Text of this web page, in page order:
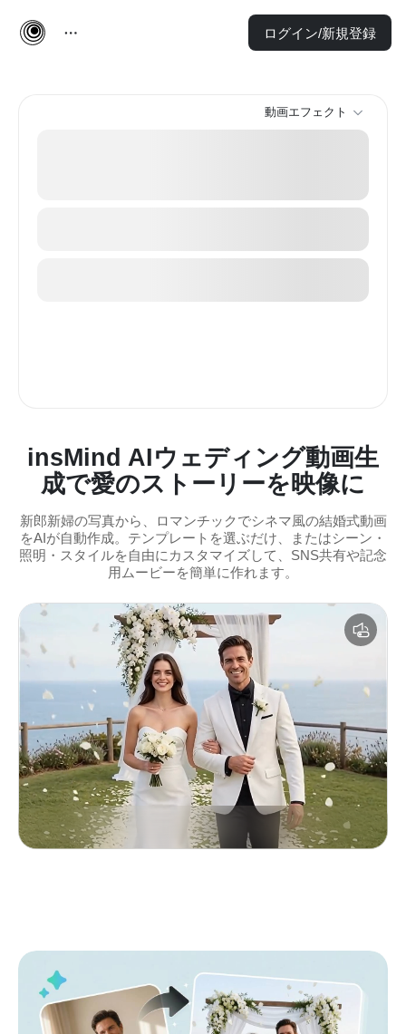
ログイン/新規登録
insMind AIウェディング動画生
成で愛のストーリーを映像に
新郎新婦の写真から、ロマンチックでシネマ風の結婚式動画
をAIが自動作成。テンプレートを選ぶだけ、またはシーン・
照明・スタイルを自由にカスタマイズして、SNS共有や記念
用ムービーを簡単に作れます。
動画エフェクト